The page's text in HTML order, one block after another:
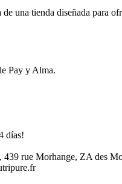
de una tienda diseñada para
Pay y Alma.
días!
rue Morhange, ZA des